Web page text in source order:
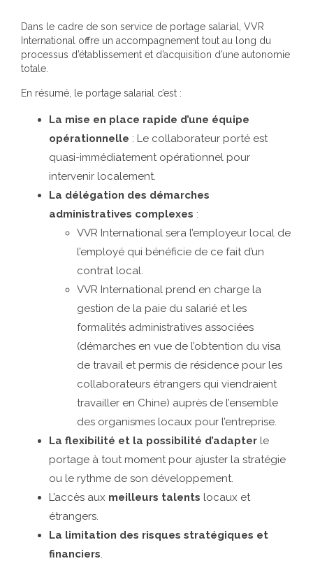
Dans le cadre de son service de portage salarial, VVR
International offre un accompagnement tout au long du
processus d’établissement et d’acquisition d’une autonomie
totale.
En résumé, le portage salarial c’est :
La mise en place rapide d’une équipe
opérationnelle : Le collaborateur porté est
quasi-immédiatement opérationnel pour
intervenir localement.
La délégation des démarches
administratives complexes :
VVR International sera l’employeur local de
l’employé qui bénéficie de ce fait d’un
contrat local.
VVR International prend en charge la
gestion de la paie du salarié et les
formalités administratives associées
(démarches en vue de l’obtention du visa
de travail et permis de résidence pour les
collaborateurs étrangers qui viendraient
travailler en Chine) auprès de l’ensemble
des organismes locaux pour l’entreprise.
La flexibilité et la possibilité d’adapter le
portage à tout moment pour ajuster la stratégie
ou le rythme de son développement.
L’accès aux meilleurs talents locaux et
étrangers.
La limitation des risques stratégiques et
financiers.